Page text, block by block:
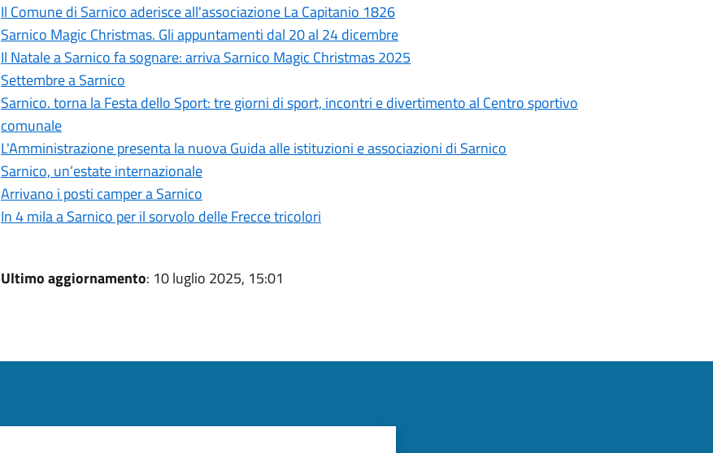
Il Comune di Sarnico aderisce all'associazione La Capitanio 1826
Sarnico Magic Christmas. Gli appuntamenti dal 20 al 24 dicembre
Il Natale a Sarnico fa sognare: arriva Sarnico Magic Christmas 2025
Settembre a Sarnico
Sarnico. torna la Festa dello Sport: tre giorni di sport, incontri e divertimento al Centro sportivo
comunale
L'Amministrazione presenta la nuova Guida alle istituzioni e associazioni di Sarnico
Sarnico, un’estate internazionale
Arrivano i posti camper a Sarnico
In 4 mila a Sarnico per il sorvolo delle Frecce tricolori
Ultimo aggiornamento: 10 luglio 2025, 15:01